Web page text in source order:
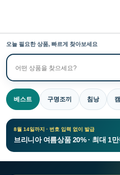
오늘 필요한 상품, 빠르게 찾아보세요
상
품
검
색
베스트 구명조끼 침낭
8월 14일까지 · 번호 입력 없이 발급
브리니아 여름상품 20% · 최대 1만